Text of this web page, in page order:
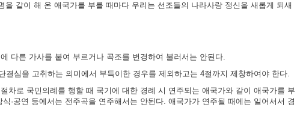
같이 해 온 애국가를 부를 때마다 우리는 선조들의 나라사랑 정신을 새롭게 되새
다른 가사를 붙여 부르거나 곡조를 변경하여 불러서는 안된다.
심을 고취하는 의미에서 부득이한 경우를 제외하고는 4절까지 제창하여야 한다.
차로 국민의례를 행할 때 국기에 대한 경례 시 연주되는 애국가와 같이 애국가를 부
·공연 등에서는 전주곡을 연주해서는 안된다. 애국가가 연주될 때에는 일어서서 경